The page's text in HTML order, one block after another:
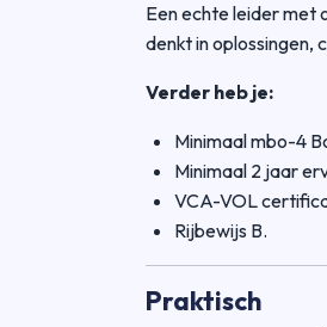
Een echte leider met
denkt in oplossingen,
Verder heb je:
Minimaal mbo-4
Minimaal 2 jaar
VCA-VOL
Rijbewijs B.
Praktisch